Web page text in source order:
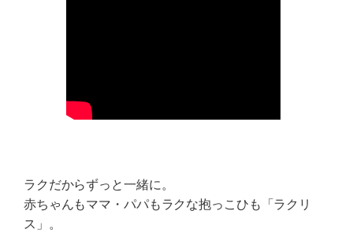
ラクだからずっと一緒に。
赤ちゃんもママ・パパもラクな抱っこひも「ラクリ
ス」。